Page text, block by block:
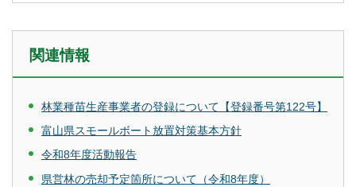
関連情報
林業種苗生産事業者の登録について【登録番号第122号】
富山県スモールボート放置対策基本方針
令和8年度活動報告
県営林の売却予定箇所について（令和8年度）